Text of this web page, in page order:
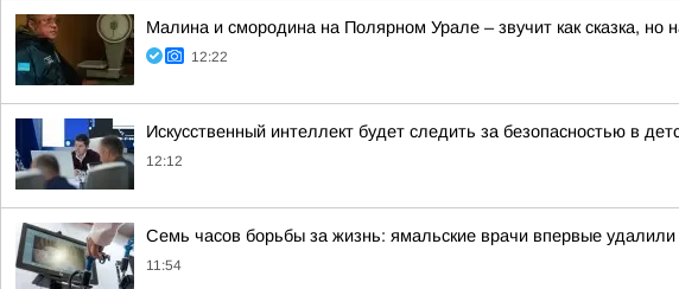
Малина и смородина на Полярном Урале – звучит как сказка,
12:22
Искусственный интеллект будет следить за безопасностью в
12:12
Семь часов борьбы за жизнь: ямальские врачи впервые
11:54